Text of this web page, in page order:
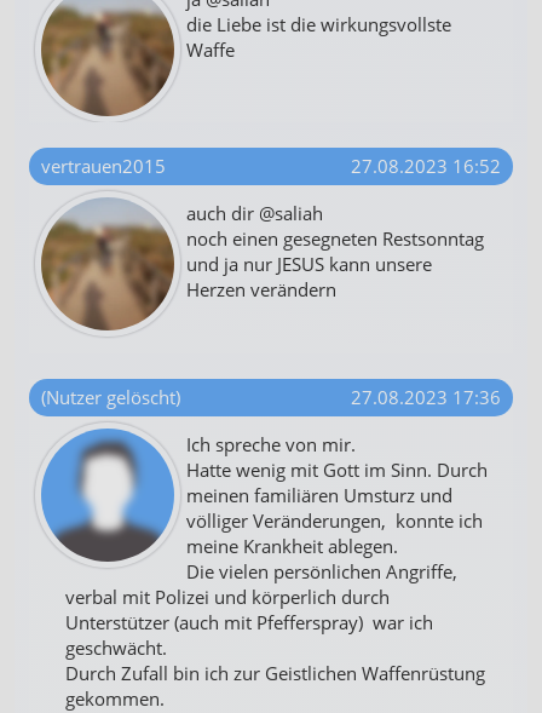
die Liebe ist die wirkungsvollste
Waffe
vertrauen2015
27.08.2023 16:52
auch dir @saliah
noch einen gesegneten Restsonntag
und ja nur JESUS kann unsere
Herzen verändern
(Nutzer gelöscht)
27.08.2023 17:36
Ich spreche von mir.
Hatte wenig mit Gott im Sinn. Durch
meinen familiären Umsturz und
völliger Veränderungen, konnte ich
meine Krankheit ablegen.
Die vielen persönlichen Angriffe,
verbal mit Polizei und körperlich durch
Unterstützer (auch mit Pfefferspray) war ich
geschwächt.
Durch Zufall bin ich zur Geistlichen Waffenrüstung
gekommen.